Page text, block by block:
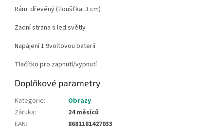
Rám: dřevěný (tloušťka: 3 cm)
Zadní strana s led světly
Napájení 1 9voltovou baterií
Tlačítko pro zapnutí/vypnutí
Doplňkové parametry
Kategorie:
Obrazy
Záruka:
24 měsíců